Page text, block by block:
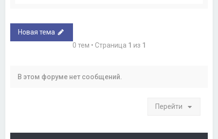
Новая тема
0 тем • Страница 1 из 1
В этом форуме нет сообщений.
Перейти